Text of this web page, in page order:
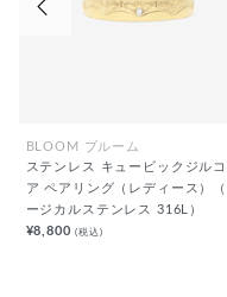
BLOOM ブルーム
ステンレス キュービックジルコ
ア ペアリング（レディース）（
ージカルステンレス 316L）
¥8,800(税込)